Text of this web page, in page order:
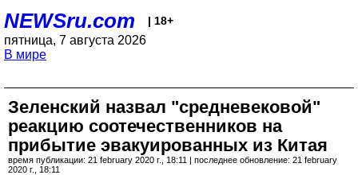
NEWSru.com | 18+
пятница, 7 августа 2026
В мире
Зеленский назвал "средневековой"
реакцию соотечественников на
прибытие эвакуированных из Китая
время публикации: 21 february 2020 г., 18:11 | последнее обновление: 21 february
2020 г., 18:11